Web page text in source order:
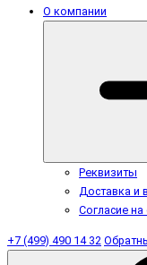
О компании
Реквизиты
Доставка и
Согласие
+7 (499) 490 14 32